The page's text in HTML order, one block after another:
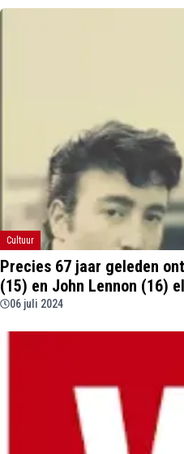
Cultuur
Precies 67 jaar geleden
(15) en John Lennon (16)
06 juli 2024